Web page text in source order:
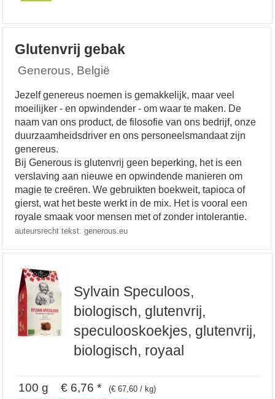
Glutenvrij gebak
Generous, België
Jezelf genereus noemen is gemakkelijk, maar veel
moeilijker - en opwindender - om waar te maken. De
naam van ons product, de filosofie van ons bedrijf, onze
duurzaamheidsdriver en ons personeelsmandaat zijn
genereus.
Bij Generous is glutenvrij geen beperking, het is een
verslaving aan nieuwe en opwindende manieren om
magie te creëren. We gebruikten boekweit, tapioca of
gierst, wat het beste werkt in de mix. Het is vooral een
royale smaak voor mensen met of zonder intolerantie.
auteursrecht tekst: generous.eu
Sylvain Speculoos,
biologisch, glutenvrij,
speculooskoekjes, glutenvrij,
biologisch, royaal
100 g € 6,76 * (€ 67,60 / kg)